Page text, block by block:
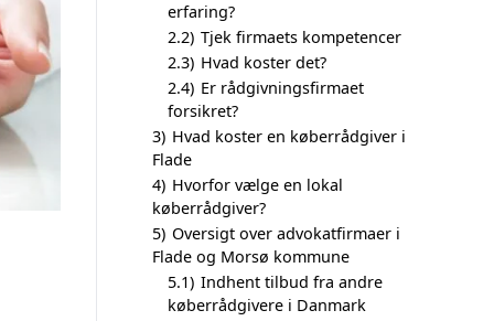
erfaring?
2.2) Tjek firmaets kompetencer
2.3) Hvad koster det?
2.4) Er rådgivningsfirmaet
forsikret?
3) Hvad koster en køberrådgiver i
Flade
4) Hvorfor vælge en lokal
køberrådgiver?
5) Oversigt over advokatfirmaer i
Flade og Morsø kommune
5.1) Indhent tilbud fra andre
køberrådgivere i Danmark